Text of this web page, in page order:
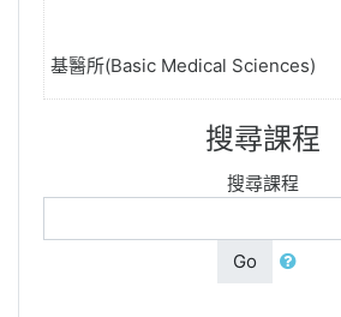
基醫所(Basic Medical Sciences)
搜尋課程
搜尋課程
Go